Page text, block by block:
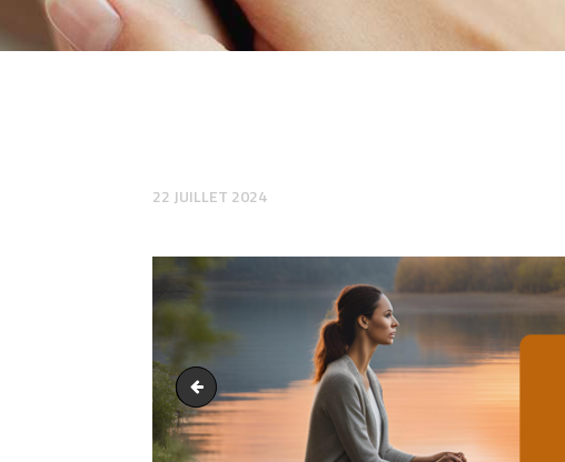
22 JUILLET 2024
Consulter un psychologue